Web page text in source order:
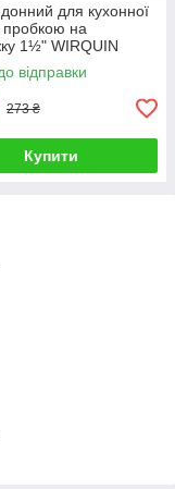
для кухонної
пробкою на
1½" WIRQUIN
відправки
273 ₴
Купити